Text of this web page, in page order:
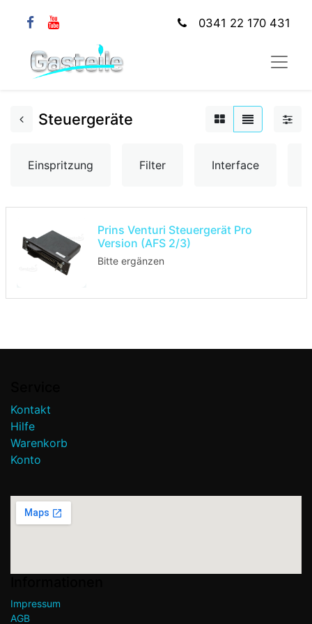
0341 22 170 431
Steuergeräte
Einspritzung Filter Interface
Prins Venturi Steuergerät Pro
Version (AFS 2/3)
Bitte ergänzen
Kontakt
Hilfe
Warenkorb
Konto
Impressum
AGB